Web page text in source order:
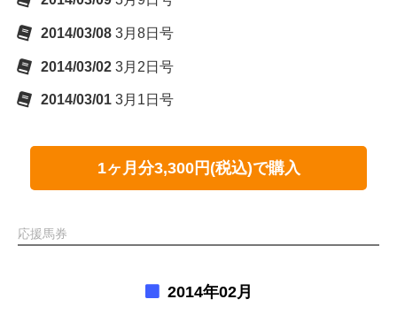
2014/03/08 3月8日号
2014/03/02 3月2日号
2014/03/01 3月1日号
1ヶ月分3,300円(税込)で購入
応援馬券
2014年02月